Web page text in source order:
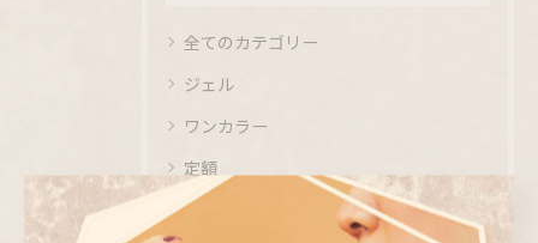
全てのカテゴリー
ジェル
ワンカラー
定額
ニュアンス